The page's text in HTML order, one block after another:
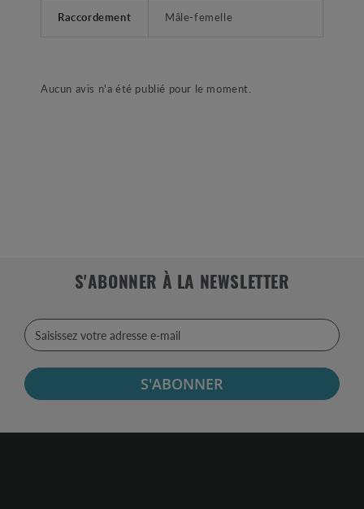
Raccordement Mâle-femelle
Aucun avis n'a été publié pour le moment.
S'ABONNER À LA NEWSLETTER
S'ABONNER